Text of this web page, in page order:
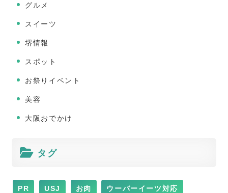
グルメ
スイーツ
堺情報
スポット
お祭りイベント
美容
大阪おでかけ
タグ
PR USJ お肉 ウーバーイーツ対応